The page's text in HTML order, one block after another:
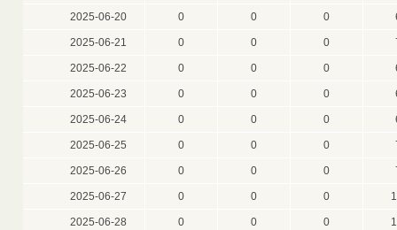
2025-06-20 0 0 0
2025-06-21 0 0 0
2025-06-22 0 0 0
2025-06-23 0 0 0
2025-06-24 0 0 0
2025-06-25 0 0 0
2025-06-26 0 0 0
2025-06-27 0 0 0
2025-06-28 0 0 0